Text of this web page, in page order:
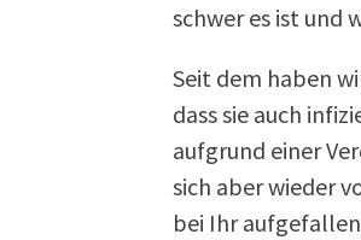
schwer es ist und
Seit dem haben
dass sie auch
aufgrund einer
sich aber wieder
bei Ihr